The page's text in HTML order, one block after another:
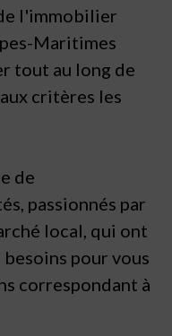
l'immobilier
Maritimes
tout au long de
critères les
de
passionnés par
local, qui ont
pour vous
correspondant à